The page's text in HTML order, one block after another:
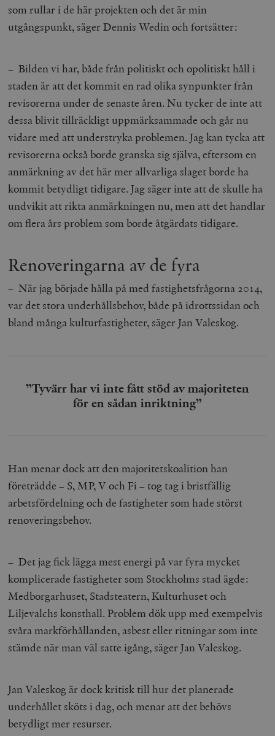
som rullar i de här projekten och det är min
utgångspunkt, säger Dennis Wedin och fortsätter:
– Bilden vi har, både från politiskt och opolitiskt håll i
staden är att det kommit en rad olika synpunkter från
revisorerna under de senaste åren. Nu tycker de inte att
dessa blivit tillräckligt uppmärksammade och går nu
vidare med att understryka problemen. Jag kan tycka att
revisorerna också borde granska sig själva, eftersom en
anmärkning av det här mer allvarliga slaget borde ha
kommit betydligt tidigare. Jag säger inte att de skulle ha
undvikit att rikta anmärkningen nu, men att det handlar
om flera års problem som borde åtgärdats tidigare.
Renoveringarna av de fyra
– När jag började hålla på med fastighetsfrågorna 2014,
var det stora underhållsbehov, både på idrottssidan och
bland många kulturfastigheter, säger Jan Valeskog.
”Tyvärr har vi inte fått stöd av majoriteten
för en sådan inriktning”
Han menar dock att den majoritetskoalition han
företrädde – S, MP, V och Fi – tog tag i bristfällig
arbetsfördelning och de fastigheter som hade störst
renoveringsbehov.
– Det jag fick lägga mest energi på var fyra mycket
komplicerade fastigheter som Stockholms stad ägde:
Medborgarhuset, Stadsteatern, Kulturhuset och
Liljevalchs konsthall. Problem dök upp med exempelvis
svåra markförhållanden, asbest eller ritningar som inte
stämde när man väl satte igång, säger Jan Valeskog.
Jan Valeskog är dock kritisk till hur det planerade
underhållet sköts i dag, och menar att det behövs
betydligt mer resurser.